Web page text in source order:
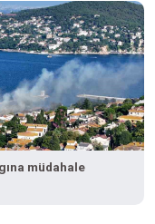
müdahale